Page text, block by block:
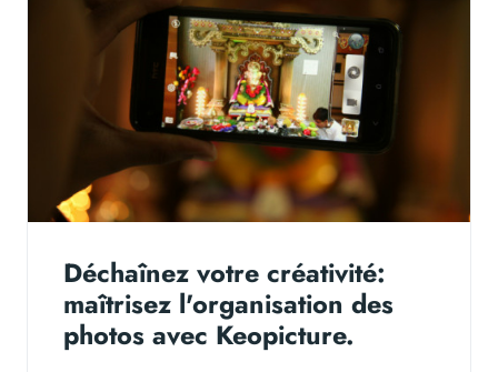
Déchaînez votre créativité:
maîtrisez l'organisation des
photos avec Keopicture.